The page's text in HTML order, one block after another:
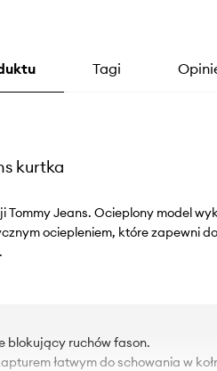
Tagi
kurtka
Tommy Jeans. Ocieplony model
ociepleniem, które zapewni
blokujący ruchów fason.
łatwym do schowania w